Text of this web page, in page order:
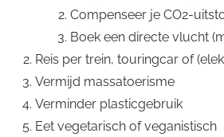
Compenseer je CO2-
Boek een directe vlucht
Reis per trein, touringcar of
Vermijd massatoerisme
Verminder plasticgebruik
Eet vegetarisch of veganistisch